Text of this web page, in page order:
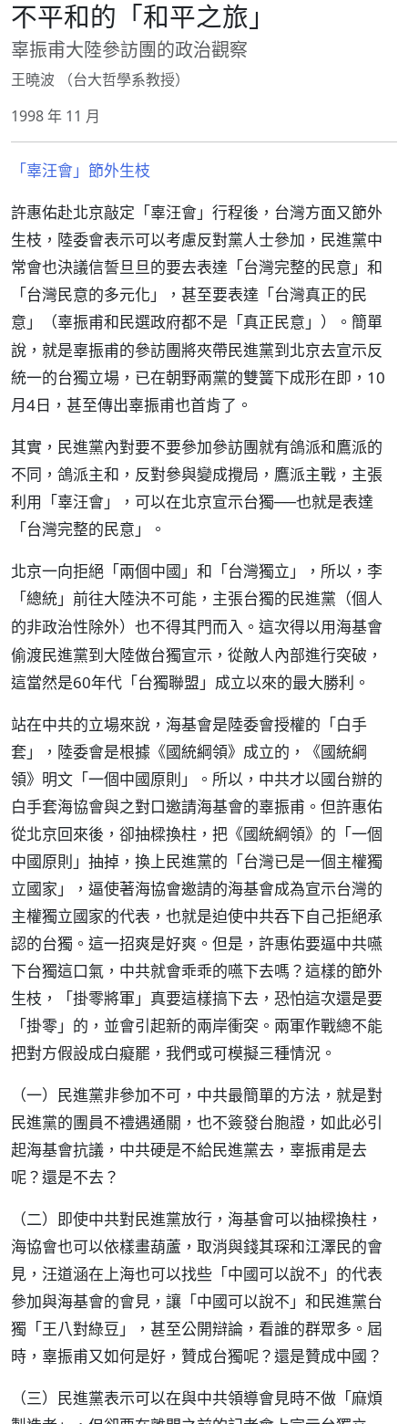
不平和的「和平之旅」
辜振甫大陸參訪團的政治觀察
王曉波 （台大哲學系教授）
1998 年 11 月
「辜汪會」節外生枝
許惠佑赴北京敲定「辜汪會」行程後，台灣方面又節外
生枝，陸委會表示可以考慮反對黨人士參加，民進黨中
常會也決議信誓旦旦的要去表達「台灣完整的民意」和
「台灣民意的多元化」，甚至要表達「台灣真正的民
意」（辜振甫和民選政府都不是「真正民意」 ）。簡單
說，就是辜振甫的參訪團將夾帶民進黨到北京去宣示反
統一的台獨立場，已在朝野兩黨的雙簧下成形在即，10
月4日，甚至傳出辜振甫也首肯了。
其實，民進黨內對要不要參加參訪團就有鴿派和鷹派的
不同，鴿派主和，反對參與變成攪局，鷹派主戰，主張
利用「辜汪會」，可以在北京宣示台獨──也就是表達
「台灣完整的民意」。
北京一向拒絕「兩個中國」和「台灣獨立」，所以，李
「總統」前往大陸決不可能，主張台獨的民進黨（個人
的非政治性除外）也不得其門而入。這次得以用海基會
偷渡民進黨到大陸做台獨宣示，從敵人內部進行突破，
這當然是60年代「台獨聯盟」成立以來的最大勝利。
站在中共的立場來說，海基會是陸委會授權的「白手
套」，陸委會是根據《國統綱領》成立的，《國統綱
領》明文「一個中國原則」。所以，中共才以國台辦的
白手套海協會與之對口邀請海基會的辜振甫。但許惠佑
從北京回來後，卻抽樑換柱，把《國統綱領》的「一個
中國原則」抽掉，換上民進黨的「台灣已是一個主權獨
立國家」，逼使著海協會邀請的海基會成為宣示台灣的
主權獨立國家的代表，也就是迫使中共吞下自己拒絕承
認的台獨。這一招爽是好爽。但是，許惠佑要逼中共嚥
下台獨這口氣，中共就會乖乖的嚥下去嗎？這樣的節外
生枝，「掛零將軍」真要這樣搞下去，恐怕這次還是要
「掛零」的，並會引起新的兩岸衝突。兩軍作戰總不能
把對方假設成白癡罷，我們或可模擬三種情況。
（一）民進黨非參加不可，中共最簡單的方法，就是對
民進黨的團員不禮遇通關，也不簽發台胞證，如此必引
起海基會抗議，中共硬是不給民進黨去，辜振甫是去
呢？還是不去？
（二）即使中共對民進黨放行，海基會可以抽樑換柱，
海協會也可以依樣畫葫蘆，取消與錢其琛和江澤民的會
見，汪道涵在上海也可以找些「中國可以說不」的代表
參加與海基會的會見，讓「中國可以說不」和民進黨台
獨「王八對綠豆」，甚至公開辯論，看誰的群眾多。屆
時，辜振甫又如何是好，贊成台獨呢？還是贊成中國？
（三）民進黨表示可以在與中共領導會見時不做「麻煩